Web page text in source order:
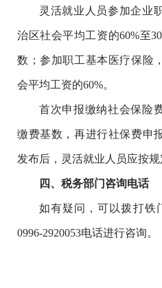
灵活就业人员参加企业
治区社会平均工资的60%至
数；参加职工基本医疗保险
会平均工资的60%。
首次申报缴纳社会保险
缴费基数，再进行社保费申
发布后，灵活就业人员应按规
四、税务部门咨询电话
如有疑问，可以拨打铁
0996-2920053电话进行咨询。